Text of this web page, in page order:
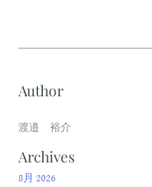
Author
渡邉 裕介
Archives
8月 2026